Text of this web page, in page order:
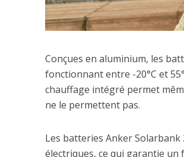
Conçues en aluminium, les
fonctionnant entre -20°C et
chauffage intégré permet
ne le permettent pas.
Les batteries Anker
électriques, ce qui garantie un